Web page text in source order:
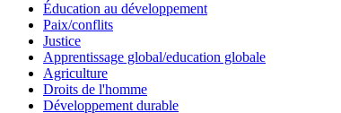
Éducation au développement
Paix/conflits
Justice
Apprentissage global/education globale
Agriculture
Droits de l'homme
Développement durable